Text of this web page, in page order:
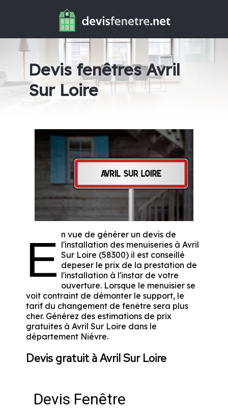
Devis fenêtres Avril
Sur Loire
E n vue de générer un devis de
l'installation des menuiseries à Avril
Sur Loire (58300) il est conseillé
depeser le prix de la prestation de
l'installation à l'instar de votre
ouverture. Lorsque le menuisier se
voit contraint de démonter le support, le
tarif du changement de fenêtre sera plus
cher. Générez des estimations de prix
gratuites à Avril Sur Loire dans le
département Niévre.
Devis gratuit à Avril Sur Loire
Devis Fenêtre